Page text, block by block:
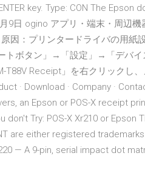
key. Type: CON The Epson
9日 ogino アプリ・端末・周辺機
因：プリンタードライバの用紙
トボタン」→「設定」→「デバイ
T88V Receipt」を右クリックし
· Download · Company ·
an Epson or POS-X receipt
Try: POS-X Xr210 or Epson
are either registered trademarks
— A 9-pin, serial impact dot